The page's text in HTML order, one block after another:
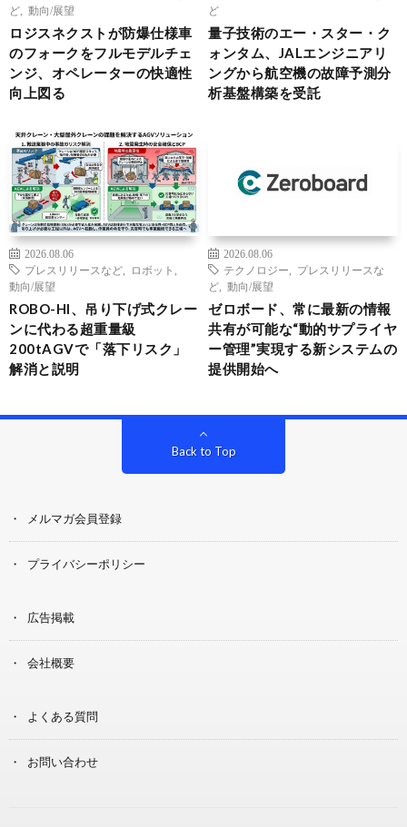
ど
動向/展望
ロジスネクストが防爆仕様車
のフォークをフルモデルチェ
ンジ、オペレーターの快適性
向上図る
ど
量子技術のエー・スター・ク
ォンタム、JALエンジニアリ
ングから航空機の故障予測分
析基盤構築を受託
2026.08.06
プレスリリースなど
ロボット
動向/展望
ROBO-HI、吊り下げ式クレー
ンに代わる超重量級
200tAGVで「落下リスク」
解消と説明
2026.08.06
テクノロジー
プレスリリースな
ど
動向/展望
ゼロボード、常に最新の情報
共有が可能な“動的サプライヤ
ー管理”実現する新システムの
提供開始へ
Back to Top
メルマガ会員登録
プライバシーポリシー
広告掲載
会社概要
よくある質問
お問い合わせ